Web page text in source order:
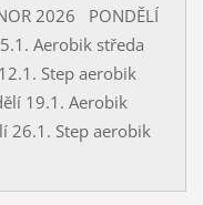
2026 PONDĚLÍ
Aerobik středa
Step aerobik
19.1. Aerobik
26.1. Step aerobik